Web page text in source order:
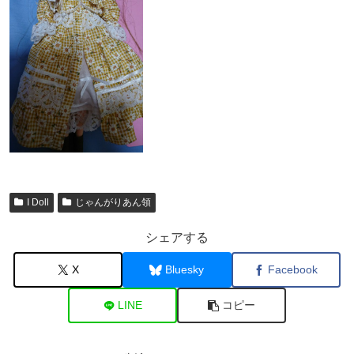
I Doll じゃんがりあん領
シェアする
X Bluesky Facebook
LINE コピー